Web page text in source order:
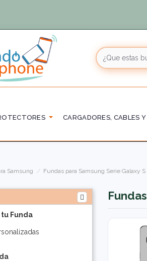
CARGADORES, CABLES
Samsung Fundas para Samsung Serie Galaxy S
Funda